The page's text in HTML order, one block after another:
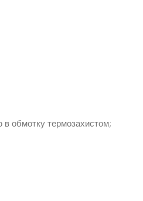
в обмотку термозахистом;